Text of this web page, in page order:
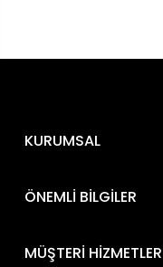
KURUMSAL
ÖNEMLİ BİLGİLER
MÜŞTERİ